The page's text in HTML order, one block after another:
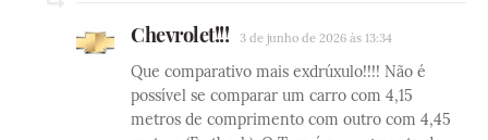
Chevrolet!!! 3 de junho de 2026 às 13:34
Que comparativo mais exdrúxulo!!!! Não é
possível se comparar um carro com 4,15
metros de comprimento com outro com 4,45